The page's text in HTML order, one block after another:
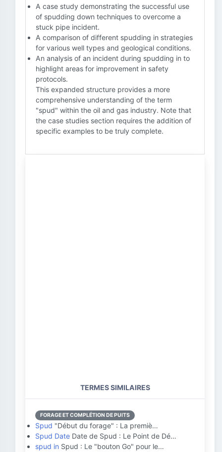
A case study demonstrating the successful use
of spudding down techniques to overcome a
stuck pipe incident.
A comparison of different spudding in strategies
for various well types and geological conditions.
An analysis of an incident during spudding in to
highlight areas for improvement in safety
protocols.
This expanded structure provides a more
comprehensive understanding of the term
"spud" within the oil and gas industry. Note that
the case studies section requires the addition of
specific examples to be truly complete.
TERMES SIMILAIRES
FORAGE ET COMPLÉTION DE PUITS
Spud "Début du forage" : La premiè…
Spud Date Date de Spud : Le Point de Dé…
spud in Spud : Le "bouton Go" pour le…